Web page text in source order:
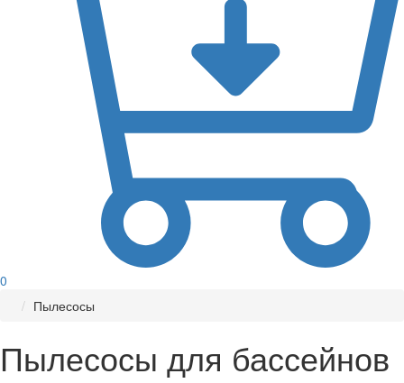
0
Пылесосы
Пылесосы для бассейнов